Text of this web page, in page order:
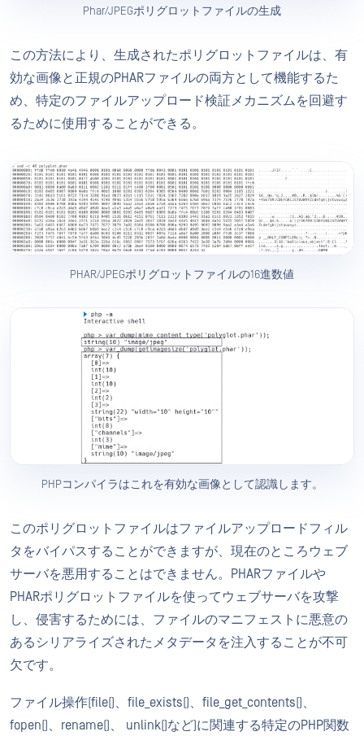
Phar/JPEGポリグロットファイルの生成
この方法により、生成されたポリグロットファイルは、有
効な画像と正規のPHARファイルの両方として機能するた
め、特定のファイルアップロード検証メカニズムを回避す
るために使用することができる。
PHAR/JPEGポリグロットファイルの16進数値
PHPコンパイラはこれを有効な画像として認識します。
このポリグロットファイルはファイルアップロードフィル
タをバイパスすることができますが、現在のところウェブ
サーバを悪用することはできません。PHARファイルや
PHARポリグロットファイルを使ってウェブサーバを攻撃
し、侵害するためには、ファイルのマニフェストに悪意の
あるシリアライズされたメタデータを注入することが不可
欠です。
ファイル操作(file()、file_exists()、file_get_contents()、
fopen()、rename()、 unlink()など)に関連する特定のPHP関数